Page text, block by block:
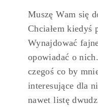
Muszę Wam się
Chciałem kiedyś
Wynajdować
opowiadać o
czegoś co by
interesujące dla
nawet listę